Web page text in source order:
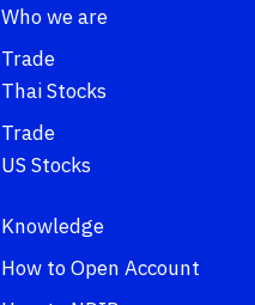
Who we are
Trade
Thai Stocks
Trade
US Stocks
Knowledge
How to Open Account